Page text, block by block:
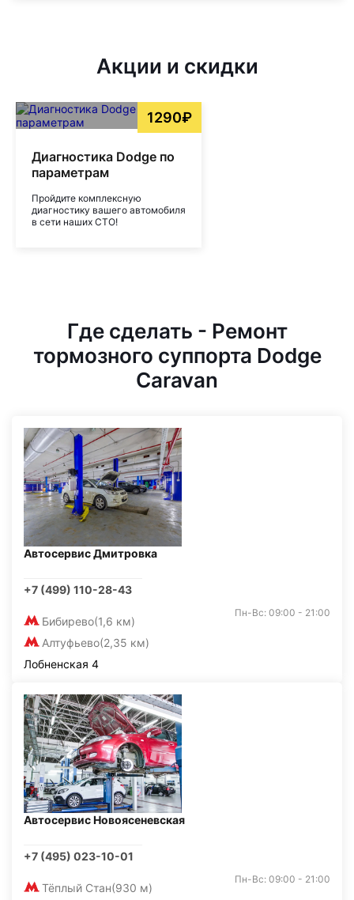
Акции и скидки
1290₽
Диагностика Dodge по
параметрам
Пройдите комплексную
диагностику вашего автомобиля
в сети наших СТО!
Где сделать - Ремонт
тормозного суппорта Dodge
Caravan
Автосервис Дмитровка
+7 (499) 110-28-43
Бибирево(1,6 км)
Алтуфьево(2,35 км)
Пн-Вс: 09:00 - 21:00
Лобненская 4
Автосервис Новоясеневская
+7 (495) 023-10-01
Тёплый Стан(930 м)
Пн-Вс: 09:00 - 21:00